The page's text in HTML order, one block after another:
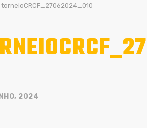
torneioCRCF_27062024_010
2024